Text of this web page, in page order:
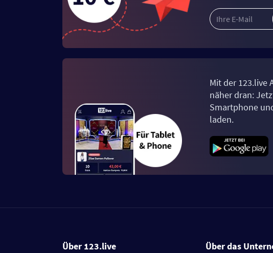
Mit der 123.live
näher dran:
Smartphone
laden.
Über 123.live Über das